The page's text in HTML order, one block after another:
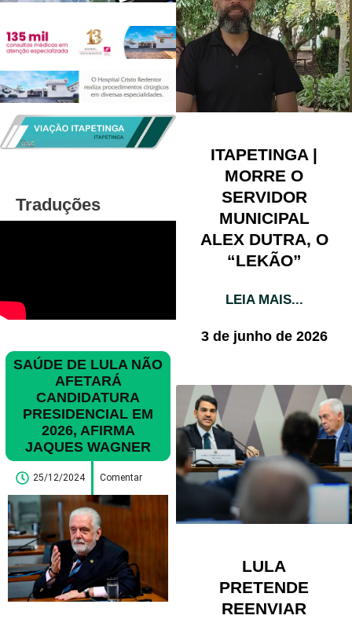
Traduções
SAÚDE DE LULA NÃO
AFETARÁ
CANDIDATURA
PRESIDENCIAL EM
2026, AFIRMA
JAQUES WAGNER
25/12/2024 Comentar
ITAPETINGA |
MORRE O
SERVIDOR
MUNICIPAL
ALEX DUTRA, O
“LEKÃO”
LEIA MAIS...
3 de junho de 2026
LULA
PRETENDE
REENVIAR